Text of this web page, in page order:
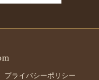
プライバシーポリシー